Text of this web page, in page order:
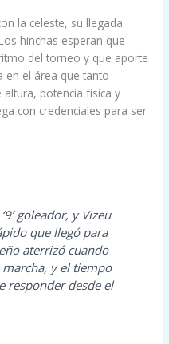
la celeste, su llegada
hinchas esperan que
del torneo y que aporte
en el área que tanto
potencia física y
con credenciales para ser
goleador, y Vizeu
que llegó para
aterrizó cuando
marcha, y el tiempo
responder desde el